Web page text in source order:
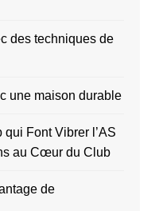
des techniques de
une maison durable
Font Vibrer l’AS
au Cœur du Club
de